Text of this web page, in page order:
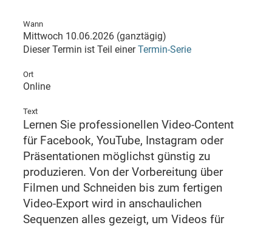
Wann
Mittwoch 10.06.2026 (ganztägig)
Dieser Termin ist Teil einerTermin-Serie
Ort
Online
Text
Lernen Sie professionellen Video-Content
für Facebook, YouTube, Instagram oder
Präsentationen möglichst günstig zu
produzieren. Von der Vorbereitung über
Filmen und Schneiden bis zum fertigen
Video-Export wird in anschaulichen
Sequenzen alles gezeigt, um Videos für